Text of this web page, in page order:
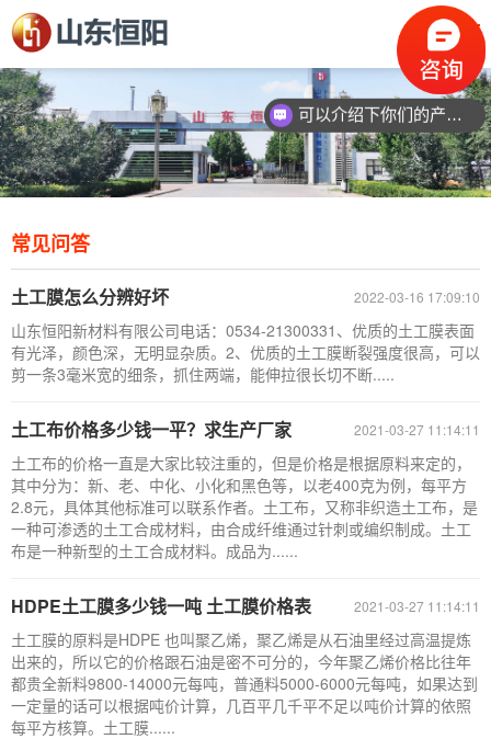
常见问答
2022-03-16 17:09:10
土工膜怎么分辨好坏
山东恒阳新材料有限公司电话：0534-21300331、优质的土工膜表面
有光泽，颜色深，无明显杂质。2、优质的土工膜断裂强度很高，可以
剪一条3毫米宽的细条，抓住两端，能伸拉很长切不断.....
2021-03-27 11:14:11
土工布价格多少钱一平？求生产厂家
土工布的价格一直是大家比较注重的，但是价格是根据原料来定的，
其中分为：新、老、中化、小化和黑色等，以老400克为例，每平方
2.8元，具体其他标准可以联系作者。土工布，又称非织造土工布，是
一种可渗透的土工合成材料，由合成纤维通过针刺或编织制成。土工
布是一种新型的土工合成材料。成品为......
2021-03-27 11:14:11
HDPE土工膜多少钱一吨 土工膜价格表
土工膜的原料是HDPE 也叫聚乙烯，聚乙烯是从石油里经过高温提炼
出来的，所以它的价格跟石油是密不可分的，今年聚乙烯价格比往年
都贵全新料9800-14000元每吨，普通料5000-6000元每吨，如果达到
一定量的话可以根据吨价计算，几百平几千平不足以吨价计算的依照
每平方核算。土工膜......
可以介绍下你们的产品么？